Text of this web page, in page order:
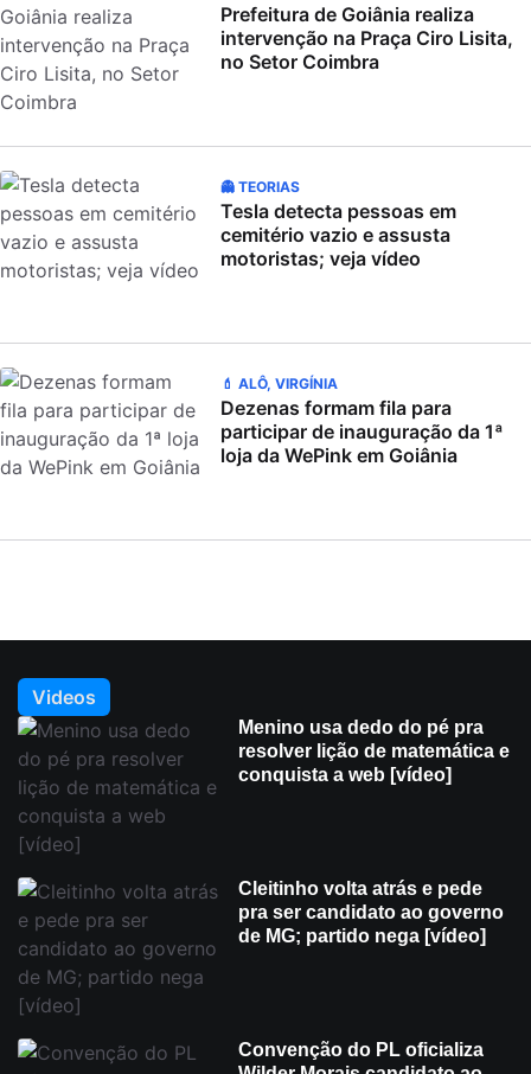
Prefeitura de Goiânia realiza
intervenção na Praça Ciro Lisita,
no Setor Coimbra
👻 TEORIAS
Tesla detecta pessoas em
cemitério vazio e assusta
motoristas; veja vídeo
💄 ALÔ, VIRGÍNIA
Dezenas formam fila para
participar de inauguração da 1ª
loja da WePink em Goiânia
Videos
Menino usa dedo do pé pra
resolver lição de matemática e
conquista a web [vídeo]
Cleitinho volta atrás e pede
pra ser candidato ao governo
de MG; partido nega [vídeo]
Convenção do PL oficializa